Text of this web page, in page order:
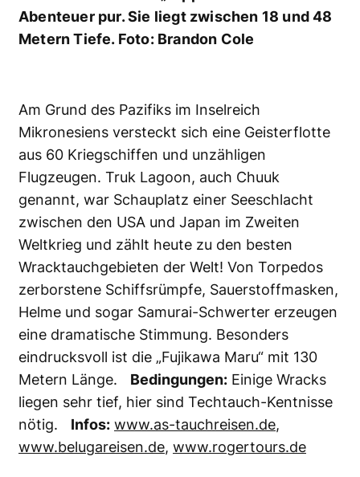
nötig.Infos: www.as-tauchreisen.de,
www.belugareisen.de,www.rogertours.de
Die Cenoten in Mexiko sind eine einzgartige
Höhlenwelt, aber nur etwas für Menschen
ohne Klaustrophobie! Foto: Uli Kunz
Noch ein letztes Mal erhascht man ein paar
Sonnenstrahlen, dann geht es hinein in die
dunkle Unterwelt der Cenoten. Die Höhlen
dienten den Mayas als Opferstätten. Getaucht
wird immer der Führungsleine – der Schnur des